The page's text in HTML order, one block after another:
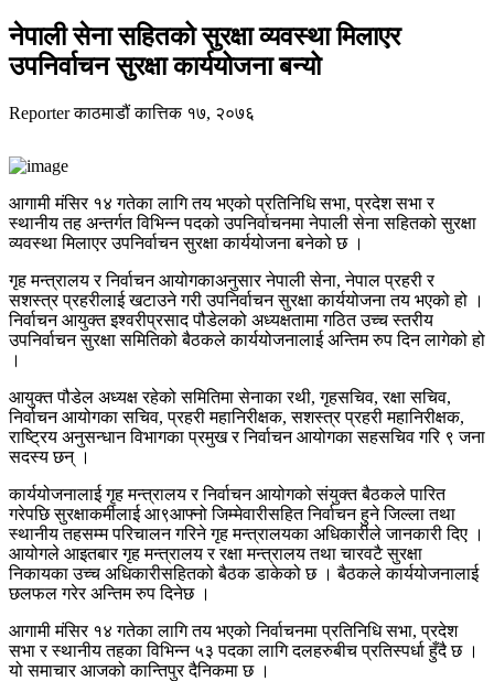
नेपाली सेना सहितको सुरक्षा व्यवस्था मिलाएर
उपनिर्वाचन सुरक्षा कार्ययोजना बन्यो
Reporterकाठमाडौंकात्तिक १७, २०७६
आगामी मंसिर १४ गतेका लागि तय भएको प्रतिनिधि सभा, प्रदेश सभा र
स्थानीय तह अन्तर्गत विभिन्न पदको उपनिर्वाचनमा नेपाली सेना सहितको सुरक्षा
व्यवस्था मिलाएर उपनिर्वाचन सुरक्षा कार्ययोजना बनेको छ ।
गृह मन्त्रालय र निर्वाचन आयोगकाअनुसार नेपाली सेना, नेपाल प्रहरी र
सशस्त्र प्रहरीलाई खटाउने गरी उपनिर्वाचन सुरक्षा कार्ययोजना तय भएको हो ।
निर्वाचन आयुक्त इश्वरीप्रसाद पौडेलको अध्यक्षतामा गठित उच्च स्तरीय
उपनिर्वाचन सुरक्षा समितिको बैठकले कार्ययोजनालाई अन्तिम रुप दिन लागेको हो
।
आयुक्त पौडेल अध्यक्ष रहेको समितिमा सेनाका रथी, गृहसचिव, रक्षा सचिव,
निर्वाचन आयोगका सचिव, प्रहरी महानिरीक्षक, सशस्त्र प्रहरी महानिरीक्षक,
राष्ट्रिय अनुसन्धान विभागका प्रमुख र निर्वाचन आयोगका सहसचिव गरि ९ जना
सदस्य छन् ।
कार्ययोजनालाई गृह मन्त्रालय र निर्वाचन आयोगको संयुक्त बैठकले पारित
गरेपछि सुरक्षाकर्मीलाई आ९आफ्नो जिम्मेवारीसहित निर्वाचन हुने जिल्ला तथा
स्थानीय तहसम्म परिचालन गरिने गृह मन्त्रालयका अधिकारीले जानकारी दिए ।
आयोगले आइतबार गृह मन्त्रालय र रक्षा मन्त्रालय तथा चारवटै सुरक्षा
निकायका उच्च अधिकारीसहितको बैठक डाकेको छ । बैठकले कार्ययोजनालाई
छलफल गरेर अन्तिम रुप दिनेछ ।
आगामी मंसिर १४ गतेका लागि तय भएको निर्वाचनमा प्रतिनिधि सभा, प्रदेश
सभा र स्थानीय तहका विभिन्न ५३ पदका लागि दलहरुबीच प्रतिस्पर्धा हुँदै छ ।
यो समाचार आजको कान्तिपुर दैनिकमा छ ।